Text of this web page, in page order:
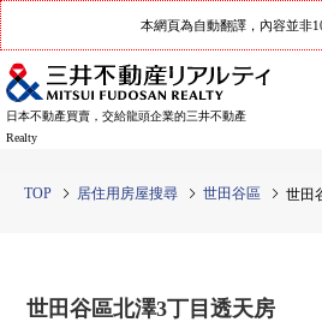
本網頁為自動翻譯，內容並非
日本不動產買賣，交給龍頭企業的三井不動產
Realty
TOP 居住用房屋搜尋 世田谷區 世田
世田谷區北澤3丁目透天房